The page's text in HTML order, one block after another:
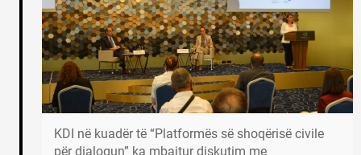
KDI në kuadër të “Platformës së shoqërisë civile
për dialogun” ka mbajtur diskutim me